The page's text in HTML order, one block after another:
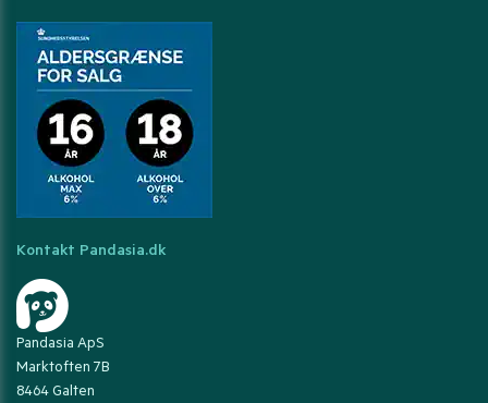
Kontakt Pandasia.dk
Pandasia ApS
Marktoften 7B
8464 Galten